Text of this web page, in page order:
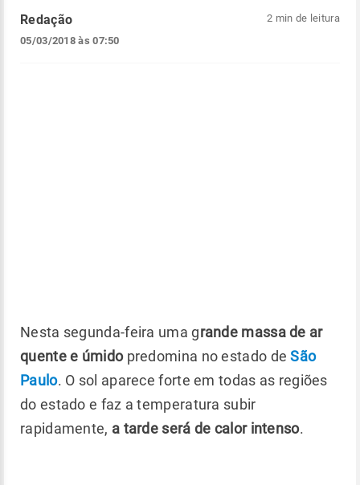
Redação
05/03/2018 às 07:50
2 min de leitura
Nesta segunda-feira uma grande massa de ar
quente e úmidopredomina no estado deSão
Paulo. O sol aparece forte em todas as regiões
do estado e faz a temperatura subir
rapidamente, a tarde será de calor intenso.